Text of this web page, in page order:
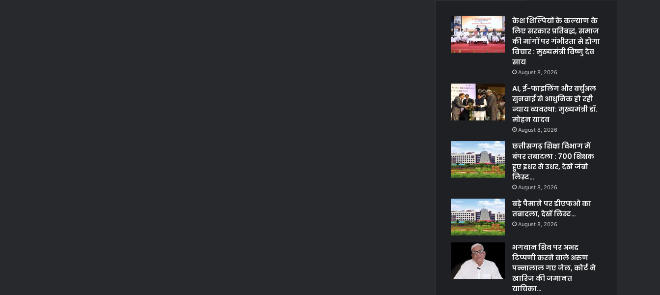
केश शिल्पियों के कल्याण के
लिए सरकार प्रतिबद्ध, समाज
की मांगों पर गंभीरता से होगा
विचार : मुख्यमंत्री विष्णु देव
साय
August 8, 2026
AI, ई-फाइलिंग और वर्चुअल
सुनवाई से आधुनिक हो रही
न्याय व्यवस्था: मुख्यमंत्री डॉ.
मोहन यादव
August 8, 2026
छत्तीसगढ़ शिक्षा विभाग में
बंपर तबादला : 700 शिक्षक
हुए इधर से उधर, देखें जंबो
लिस्ट…
August 8, 2026
बड़े पैमाने पर डीएफओ का
तबादला, देखें लिस्ट…
August 8, 2026
भगवान शिव पर अभद्र
टिप्पणी करने वाले अरुण
पन्नालाल गए जेल, कोर्ट ने
खारिज की जमानत
याचिका…